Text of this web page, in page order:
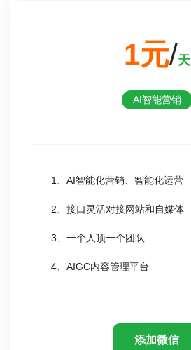
1元/天
AI智能营销
1、AI智能化营销、智能化运营
2、接口灵活对接网站和自媒体
3、一个人顶一个团队
4、AIGC内容管理平台
添加微信